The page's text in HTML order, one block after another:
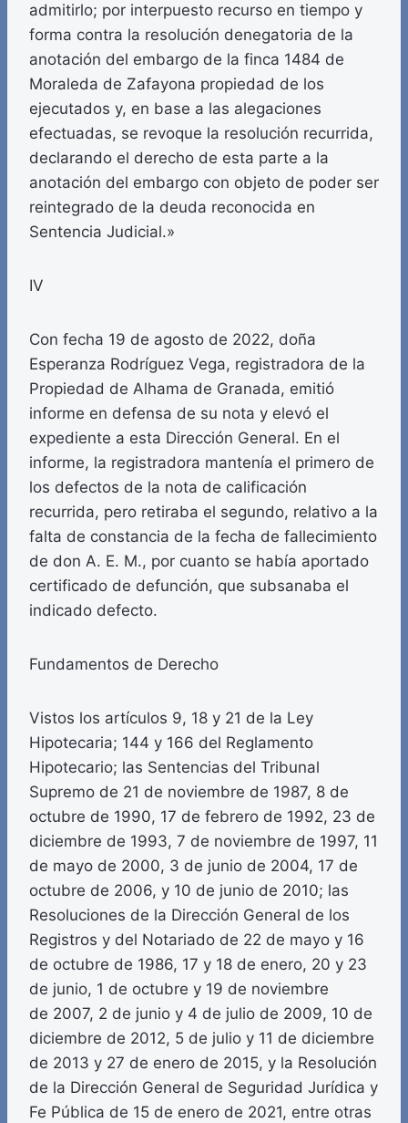
admitirlo; por interpuesto recurso en tiempo y
forma contra la resolución denegatoria de la
anotación del embargo de la finca 1484 de
Moraleda de Zafayona propiedad de los
ejecutados y, en base a las alegaciones
efectuadas, se revoque la resolución recurrida,
declarando el derecho de esta parte a la
anotación del embargo con objeto de poder ser
reintegrado de la deuda reconocida en
Sentencia Judicial.»
IV
Con fecha 19 de agosto de 2022, doña
Esperanza Rodríguez Vega, registradora de la
Propiedad de Alhama de Granada, emitió
informe en defensa de su nota y elevó el
expediente a esta Dirección General. En el
informe, la registradora mantenía el primero de
los defectos de la nota de calificación
recurrida, pero retiraba el segundo, relativo a la
falta de constancia de la fecha de fallecimiento
de don A. E. M., por cuanto se había aportado
certificado de defunción, que subsanaba el
indicado defecto.
Fundamentos de Derecho
Vistos los artículos 9, 18 y 21 de la Ley
Hipotecaria; 144 y 166 del Reglamento
Hipotecario; las Sentencias del Tribunal
Supremo de 21 de noviembre de 1987, 8 de
octubre de 1990, 17 de febrero de 1992, 23 de
diciembre de 1993, 7 de noviembre de 1997, 11
de mayo de 2000, 3 de junio de 2004, 17 de
octubre de 2006, y 10 de junio de 2010; las
Resoluciones de la Dirección General de los
Registros y del Notariado de 22 de mayo y 16
de octubre de 1986, 17 y 18 de enero, 20 y 23
de junio, 1 de octubre y 19 de noviembre
de 2007, 2 de junio y 4 de julio de 2009, 10 de
diciembre de 2012, 5 de julio y 11 de diciembre
de 2013 y 27 de enero de 2015, y la Resolución
de la Dirección General de Seguridad Jurídica y
Fe Pública de 15 de enero de 2021, entre otras